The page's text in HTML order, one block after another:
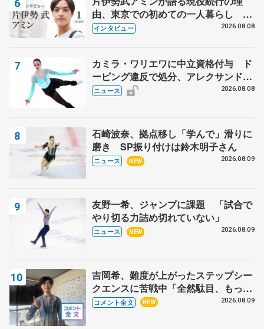
由、東京での初めての一人暮らし 注
目スケーターの「今」に迫る
インタビュー 2026.08.08
カミラ・ワリエワに中立資格付与 ド
ーピング違反で処分、アレクサンド
ラ・イグナトワも
ニュース 2026.08.08
石崎波奈、拠点移し「学んで」滑りに
磨き SP振り付けは鈴木明子さん
ニュース NEW 2026.08.09
友野一希、ジャンプに課題 「試合で
やり切る力詰め切れていない」
ニュース NEW 2026.08.09
吉岡希、難度が上がったステップシー
クエンスに苦戦中「全然駄目、もっと
いいエッジで踏めるようにしたいな」
コメント全文 NEW 2026.08.09